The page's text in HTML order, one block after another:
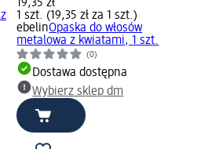
19,35 zł
1 szt. (19,35 zł za 1 szt.)
ebelinOpaska do włosów
metalowa z kwiatami, 1 szt.
(0)
Dostawa dostępna
Wybierz sklep dm